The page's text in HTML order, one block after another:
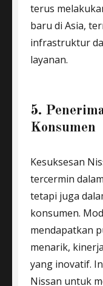
terus
baru di Asia,
infrastruktur
layanan.
5.
Konsumen
Kesuksesan
tercermin
tetapi juga
konsumen.
mendapatkan
menarik,
yang inovatif.
Nissan untuk